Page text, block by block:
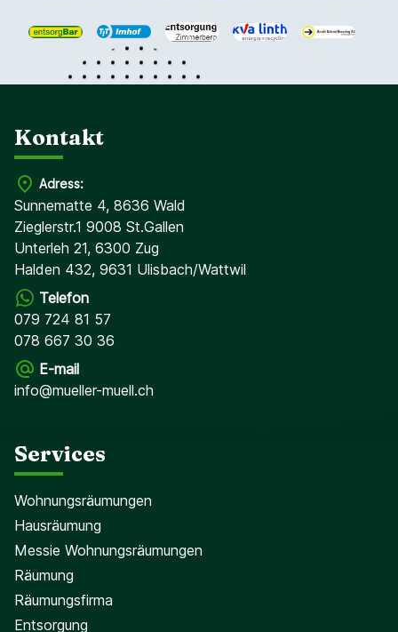
Kontakt
Adress:
Sunnematte 4, 8636 Wald
Zieglerstr.1 9008 St.Gallen
Unterleh 21, 6300 Zug
Halden 432, 9631 Ulisbach/Wattwil
Telefon
079 724 81 57
078 667 30 36
E-mail
info@mueller-muell.ch
Services
Wohnungsräumungen
Hausräumung
Messie Wohnungsräumungen
Räumung
Räumungsfirma
Entsorgung